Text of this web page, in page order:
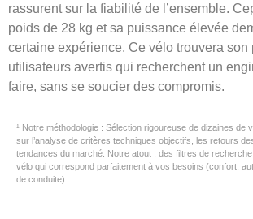
rassurent sur la fiabilité de l’ensemble.
poids de 28 kg et sa puissance élevée
certaine expérience. Ce vélo trouvera son
utilisateurs avertis qui recherchent un
faire, sans se soucier des compromis.
¹ Notre méthodologie : Sélection rigoureuse de dizaines de
sur l’analyse de critères techniques objectifs, les retours
tendances du marché. Notre atout : des filtres de
vélo qui correspond parfaitement à vos besoins (confort,
de conduite).